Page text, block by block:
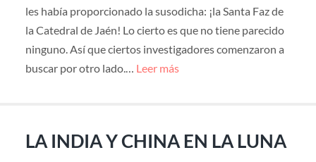
les había proporcionado la susodicha: ¡la Santa Faz de
la Catedral de Jaén! Lo cierto es que no tiene parecido
ninguno. Así que ciertos investigadores comenzaron a
buscar por otro lado.… Leer más
LA INDIA Y CHINA EN LA LUNA